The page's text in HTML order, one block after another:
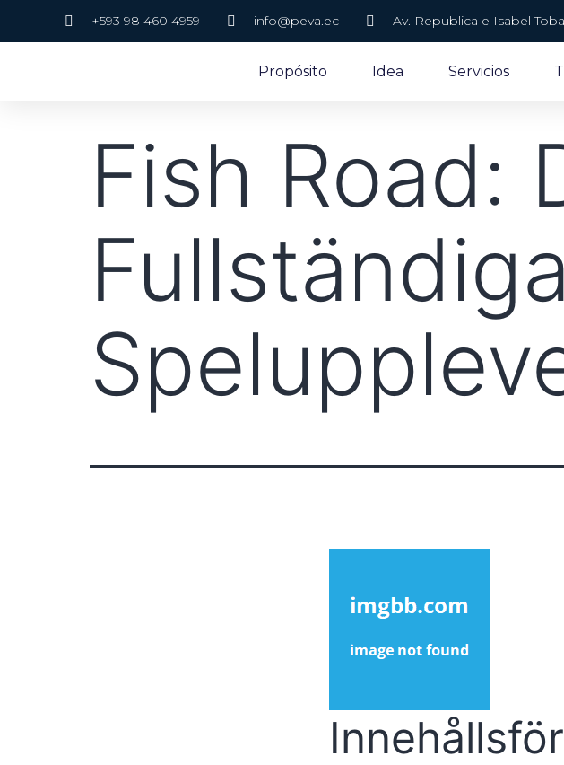
+593 98 460 4959 info@peva.ec Av. Republica e Isabel
Propósito Idea Servicios
Fish Road: